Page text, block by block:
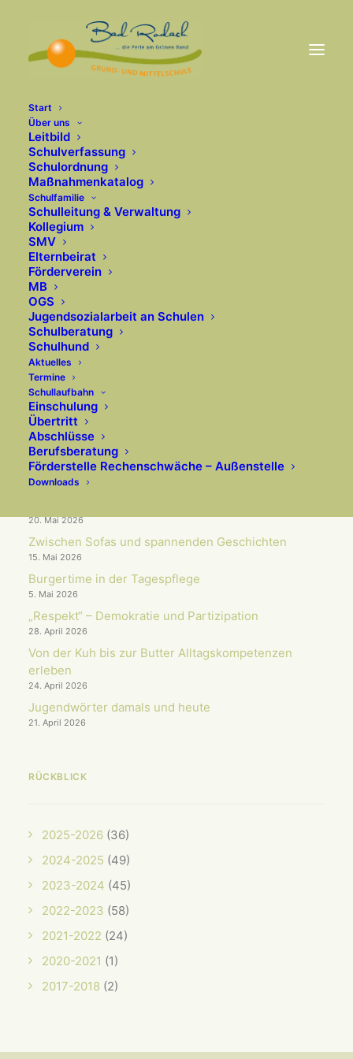
Start
Über uns
Leitbild
Schulverfassung
Schulordnung
Maßnahmenkatalog
Schulfamilie
Schulleitung & Verwaltung
Kollegium
SMV
Elternbeirat
Förderverein
MB
OGS
Jugendsozialarbeit an Schulen
Schulberatung
Schulhund
Aktuelles
Termine
Schullaufbahn
Einschulung
Übertritt
Abschlüsse
Berufsberatung
Förderstelle Rechenschwäche – Außenstelle
Downloads
Nothing Found
It seems we can’t find what you’re looking for.
Perhaps searching can help.
AKTUELLES
Wenn Wissenschaft auf Unterrichts­praxis trifft
10. Juli 2026
Arbeit im Schulgarten trägt erste Früchte
10. Juni 2026
20. Mai 2026
Zwischen Sofas und spannenden Geschichten
15. Mai 2026
Burgertime in der Tagespflege
5. Mai 2026
„Respekt“ – Demokratie und Partizipation
28. April 2026
Von der Kuh bis zur Butter Alltagskompetenzen
erleben
24. April 2026
Jugendwörter damals und heute
21. April 2026
RÜCKBLICK
2025-2026 (36)
2024-2025 (49)
2023-2024 (45)
2022-2023 (58)
2021-2022 (24)
2020-2021 (1)
2017-2018 (2)